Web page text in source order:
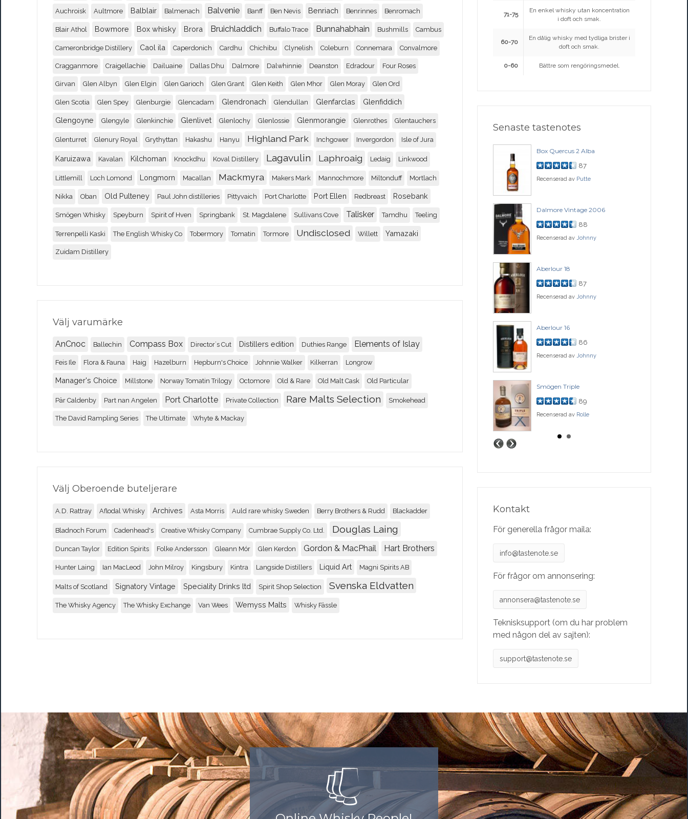
Auchroisk Aultmore Balblair Balmenach Balvenie Banff Ben Nevis Benriach Benrinnes Benromach
Blair Athol Bowmore Box whisky Brora Bruichladdich Buffalo Trace Bunnahabhain Bushmills Cambus
Cameronbridge Distillery Caol ila Caperdonich Cardhu Chichibu Clynelish Coleburn Connemara Convalmore
Cragganmore Craigellachie Dailuaine Dallas Dhu Dalmore Dalwhinnie Deanston Edradour Four Roses
Girvan Glen Albyn Glen Elgin Glen Garioch Glen Grant Glen Keith Glen Mhor Glen Moray Glen Ord
Glen Scotia Glen Spey Glenburgie Glencadam Glendronach Glendullan Glenfarclas Glenfiddich
Glengoyne Glengyle Glenkinchie Glenlivet Glenlochy Glenlossie Glenmorangie Glenrothes Glentauchers
Glenturret Glenury Royal Grythyttan Hakashu Hanyu Highland Park Inchgower Invergordon Isle of Jura
Karuizawa Kavalan Kilchoman Knockdhu Koval Distillery Lagavulin Laphroaig Ledaig Linkwood
Littlemill Loch Lomond Longmorn Macallan Mackmyra Makers Mark Mannochmore Miltonduff Mortlach
Nikka Oban Old Pulteney Paul John distilleries Pittyvaich Port Charlotte Port Ellen Redbreast Rosebank
Smögen Whisky Speyburn Spirit of Hven Springbank St. Magdalene Sullivans Cove Talisker Tamdhu Teeling
Terrenpelli Kaski The English Whisky Co Tobermory Tomatin Tormore Undisclosed Willett Yamazaki
Zuidam Distillery
Välj varumärke
AnCnoc Ballechin Compass Box Director´s Cut Distillers edition Duthies Range Elements of Islay
Feis Ile Flora & Fauna Haig Hazelburn Hepburn's Choice Johnnie Walker Kilkerran Longrow
Manager's Choice Millstone Norway Tomatin Trilogy Octomore Old & Rare Old Malt Cask Old Particular
Pär Caldenby Part nan Angelen Port Charlotte Private Collection Rare Malts Selection Smokehead
The David Rampling Series The Ultimate Whyte & Mackay
Välj Oberoende buteljerare
A.D. Rattray Aflodal Whisky Archives Asta Morris Auld rare whisky Sweden Berry Brothers & Rudd Blackadder
Bladnoch Forum Cadenhead's Creative Whisky Company Cumbrae Supply Co. Ltd. Douglas Laing
Duncan Taylor Edition Spirits Folke Andersson Gleann Mór Glen Kerdon Gordon & MacPhail Hart Brothers
Hunter Laing Ian MacLeod John Milroy Kingsbury Kintra Langside Distillers Liquid Art Magni Spirits AB
Malts of Scotland Signatory Vintage Speciality Drinks ltd Spirit Shop Selection Svenska Eldvatten
The Whisky Agency The Whisky Exchange Van Wees Wemyss Malts Whisky Fässle
71-75
En enkel whisky utan koncentration
i doft och smak.
60-70
En dålig whisky med tydliga brister i
doft och smak.
0-60 Bättre som rengöringsmedel.
Senaste tastenotes
Recenserad avJohnny
Recenserad av
Box Quercus 2 Alba
87
Recenserad av Putte
Dalmore Vintage 2006
88
Recenserad av Johnny
Aberlour 18
87
Recenserad av Johnny
Aberlour 16
86
Recenserad av Johnny
Smögen Triple
89
Recenserad av Rolle
Kontakt
För generella frågor maila:
info@tastenote.se
För frågor om annonsering:
annonsera@tastenote.se
Teknisksupport (om du har problem
med någon del av sajten):
support@tastenote.se